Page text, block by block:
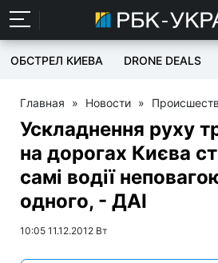
ОБСТРЕЛ КИЕВА DRONE DEALS
Главная » Новости »
Ускладнення руху
на дорогах Києва
самі водії
одного, - ДАІ
10:05 11.12.2012 Вт